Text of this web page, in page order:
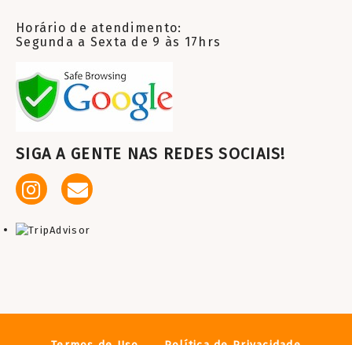
Horário de atendimento:
Segunda a Sexta de 9 às 17hrs
SIGA A GENTE NAS REDES SOCIAIS!